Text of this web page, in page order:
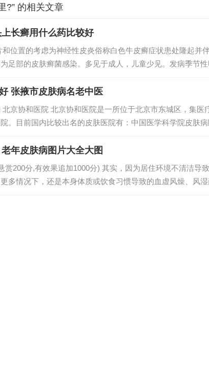
?” 的相关文章
长癣用什么药比较好
位置的考虑为神经性皮炎俗称白色牛皮癣症状患处隆起并
足部的皮肤癣菌感染。多见于成人，儿童少见。发病季节
，真菌很容易入侵，或是洗澡经常没有吹干，有的狗狗就
持擦干，长此以往，...
张掖市皮肤病名老中医
京协和医院 北京协和医院是一所位于北京市东城区，集医
。目前国内比较出名的皮肤医院有：中国医学科学院皮肤
南大学湘雅二医院、空军军医大学西京医院、安徽医科大
海皮肤科哪家医院...
年皮肤病图片大全大图
赏200分,有效果追加1000分) 其实，因为居住环境不清洁导
多情况下，还是本身体质或饮食习惯导致的血虚风燥、风
皮肤瘙痒多见于老年人，一般将老年人皮肤瘙痒称为“老年